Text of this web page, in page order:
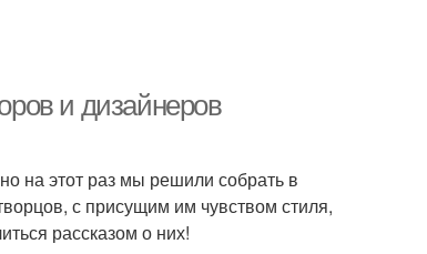
и дизайнеров
на этот раз мы решили собрать в
с присущим им чувством стиля,
рассказом о них!